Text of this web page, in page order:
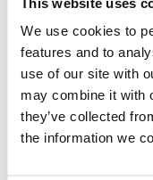
We use cookies to
features and to
use of our site with
may combine it with
they’ve collected
the information we